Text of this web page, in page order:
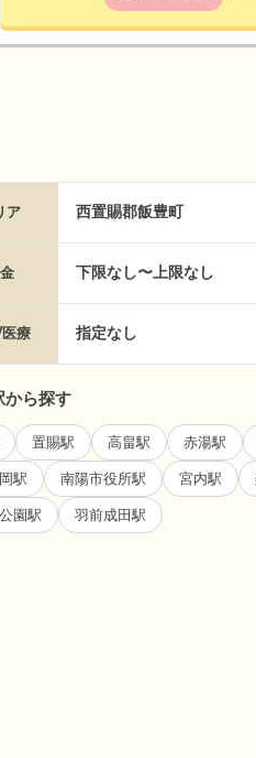
ア 西置賜郡飯豊町
下限なし〜上限なし
療 指定なし
から探す
置賜駅 高畠駅 赤湯駅
駅 南陽市役所駅 宮内駅
園駅 羽前成田駅